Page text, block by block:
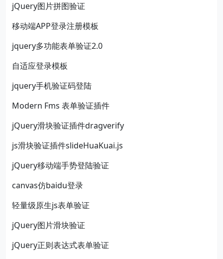
jQuery图片拼图验证
移动端APP登录注册模板
jquery多功能表单验证2.0
自适应登录模板
jquery手机验证码登陆
Modern Fms 表单验证插件
jQuery滑块验证插件dragverify
js滑块验证插件slideHuaKuai.js
jQuery移动端手势登陆验证
canvas仿baidu登录
轻量级原生js表单验证
jQuery图片滑块验证
jQuery正则表达式表单验证